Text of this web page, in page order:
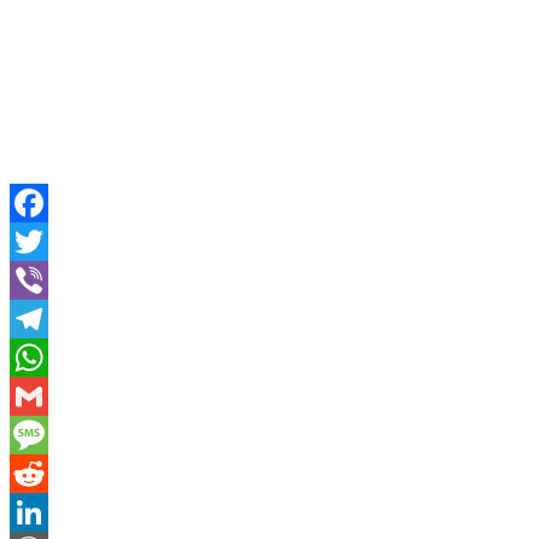
Facebook
Twitter
Viber
Telegram
WhatsApp
Gmail
Message
Reddit